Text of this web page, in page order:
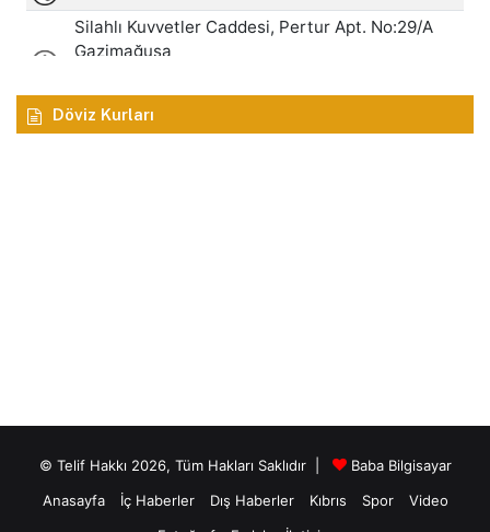
Döviz Kurları
© Telif Hakkı 2026, Tüm Hakları Saklıdır |
Baba Bilgisayar
Anasayfa
İç Haberler Dış Haberler Kıbrıs Spor
Video